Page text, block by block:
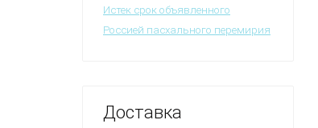
Истек срок объявленного
Россией пасхального перемирия
Доставка